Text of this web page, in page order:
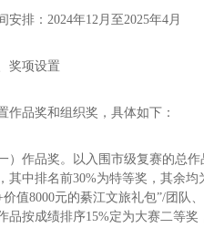
安排：2024年12月至2025年4月
奖项设置
作品奖和组织奖，具体如下：
一）作品奖。以入围市级复赛的总
其中排名前30%为特等奖，其余均
价值8000元的綦江文旅礼包”/团队
品按成绩排序15%定为大赛二等